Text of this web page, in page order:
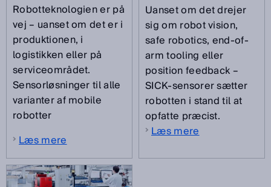
Robotteknologien er på
vej – uanset om det er i
produktionen, i
logistikken eller på
serviceområdet.
Sensorløsninger til alle
varianter af mobile
robotter
Læs mere
Uanset om det drejer
sig om robot vision,
safe robotics, end-of-
arm tooling eller
position feedback –
SICK-sensorer sætter
robotten i stand til at
opfatte præcist.
Læs mere